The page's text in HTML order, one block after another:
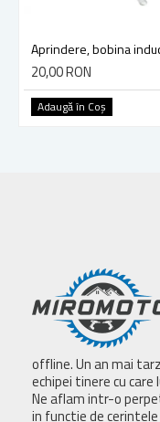
20,00 RON
Adaugă în Coş
offline. Un an mai
echipei tinere cu
Ne aflam intr-o
in functie de